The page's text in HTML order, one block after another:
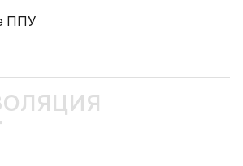
ППУ